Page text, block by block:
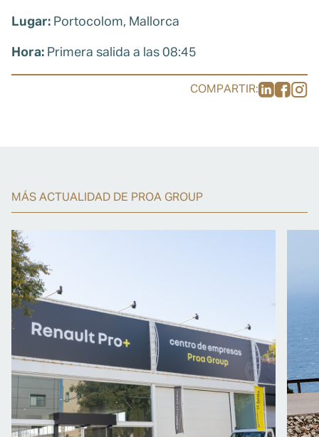
Lugar: Portocolom, Mallorca
Hora: Primera salida a las 08:45
COMPARTIR:
MÁS ACTUALIDAD DE PROA GROUP